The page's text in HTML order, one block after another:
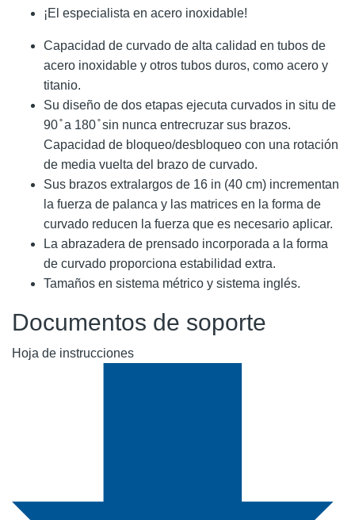
¡El especialista en acero inoxidable!
Capacidad de curvado de alta calidad en tubos de
acero inoxidable y otros tubos duros, como acero y
titanio.
Su diseño de dos etapas ejecuta curvados in situ de
90 ̊ a 180 ̊ sin nunca entrecruzar sus brazos.
Capacidad de bloqueo/desbloqueo con una rotación
de media vuelta del brazo de curvado.
Sus brazos extralargos de 16 in (40 cm) incrementan
la fuerza de palanca y las matrices en la forma de
curvado reducen la fuerza que es necesario aplicar.
La abrazadera de prensado incorporada a la forma
de curvado proporciona estabilidad extra.
Tamaños en sistema métrico y sistema inglés.
Documentos de soporte
Hoja de instrucciones